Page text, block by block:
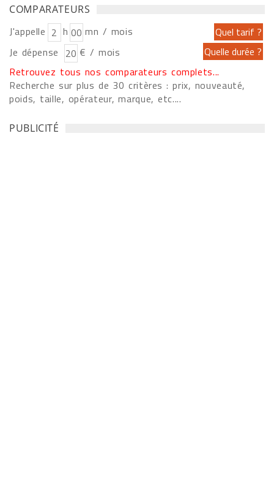
COMPARATEURS
J'appelle h
mn / mois
Je dépense
€ / mois
Retrouvez tous nos comparateurs complets...
Recherche sur plus de 30 critères : prix, nouveauté,
poids, taille, opérateur, marque, etc....
PUBLICITÉ